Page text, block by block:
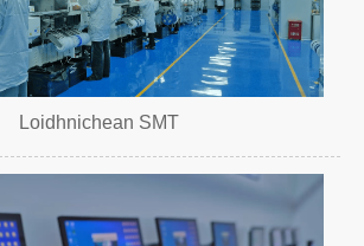
Loidhnichean SMT